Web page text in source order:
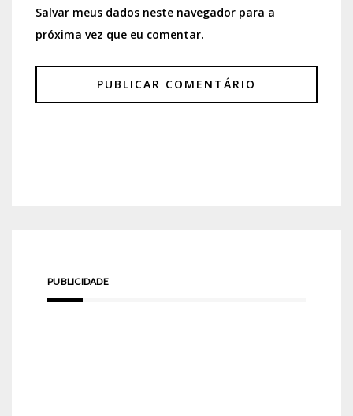
Salvar meus dados neste navegador para a
próxima vez que eu comentar.
PUBLICIDADE